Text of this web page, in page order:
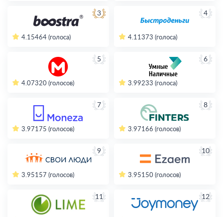
3
4.15464 (голоса)
4
4.11 373 (голоса)
5
4.07320 (голосов)
6
3.99233 (голоса)
7
3.97175 (голосов)
8
3.97166 (голосов)
9
3.95157 (голосов)
10
3.95150 (голосов)
11 12